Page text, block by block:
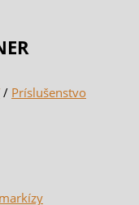
/ Príslušenstvo